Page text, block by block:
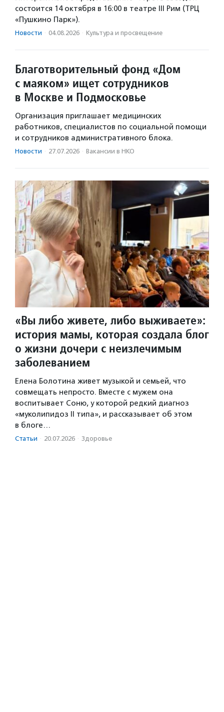
состоится 14 октября в 16:00 в театре III Рим (ТРЦ
«Пушкино Парк»).
Новости · 04.08.2026 · Культура и просвещение
Благотворительный фонд «Дом
с маяком» ищет сотрудников
в Москве и Подмосковье
Организация приглашает медицинских
работников, специалистов по социальной помощи
и сотрудников административного блока.
Новости · 27.07.2026 · Вакансии в НКО
«Вы либо живете, либо выживаете»:
история мамы, которая создала блог
о жизни дочери с неизлечимым
заболеванием
Елена Болотина живет музыкой и семьей, что
совмещать непросто. Вместе с мужем она
воспитывает Соню, у которой редкий диагноз
«муколипидоз II типа», и рассказывает об этом
в блоге…
Статьи · 20.07.2026 · Здоровье